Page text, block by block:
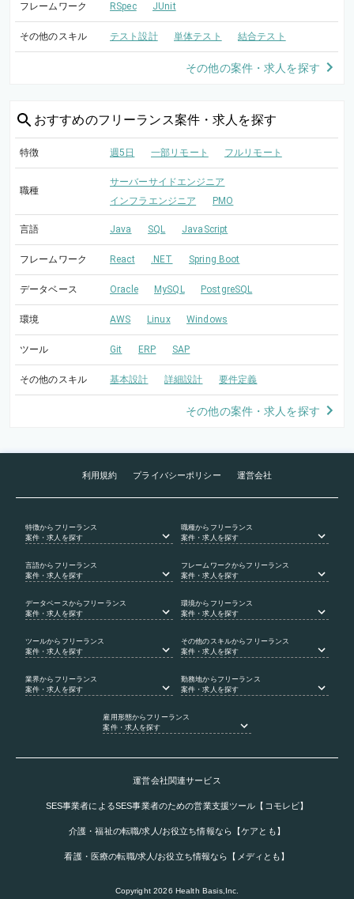
フレームワーク RSpec JUnit
その他のスキル テスト設計 単体テスト 結合テスト
その他の案件・求人を探す
おすすめのフリーランス案件・求人を探す
特徴 週5日 一部リモート フルリモート
職種
サーバーサイドエンジニア
インフラエンジニア
PMO
言語 Java SQL JavaScript
フレームワーク React .NET Spring Boot
データベース Oracle MySQL PostgreSQL
環境 AWS Linux Windows
ツール Git ERP SAP
その他のスキル 基本設計 詳細設計 要件定義
その他の案件・求人を探す
利用規約 プライバシーポリシー 運営会社
特徴からフリーランス
案件・求人を探す
職種からフリーランス
案件・求人を探す
言語からフリーランス
案件・求人を探す
フレームワークからフリーランス
案件・求人を探す
データベース からフリーランス
案件・求人を探す
環境からフリーランス
案件・求人を探す
ツールからフリーランス
案件・求人を探す
その他のスキルからフリーランス
案件・求人を探す
業界からフリーランス
案件・求人を探す
勤務地からフリーランス
案件・求人を探す
雇用形態からフリーランス
案件・求人を探す
運営会社関連サービス
SES事業者によるSES事業者のための営業支援ツール【コモレビ】
介護・福祉の転職/求人/お役立ち情報なら【ケアとも】
看護・医療の転職/求人/お役立ち情報なら【メディとも】
Copyright2026 Health Basis,Inc.